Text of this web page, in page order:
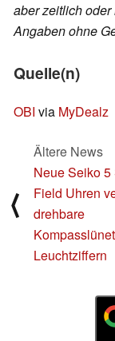
aber zeitlich
Angaben ohne
Quelle(n)
OBI via MyDealz
⟨
Ältere News
Neue Seiko 5
Field Uhren
drehbare
Leuchtziffern